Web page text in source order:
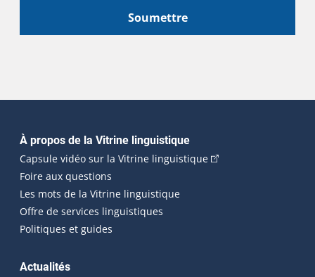
Soumettre
Navigation principale
À propos de la Vitrine linguistique
Capsule vidéo sur la Vitrine linguistique(Cet hyperlien
Foire aux questions
Les mots de la Vitrine linguistique
Offre de services linguistiques
Politiques et guides
Actualités